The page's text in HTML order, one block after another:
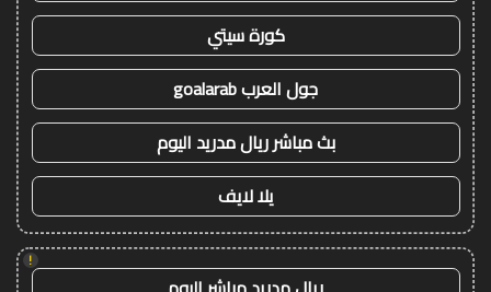
كورة سيتي
جول العرب goalarab
بث مباشر ريال مدريد اليوم
يلا لايف
!